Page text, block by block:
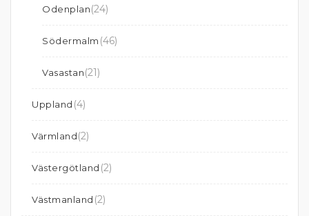
Odenplan(24)
Södermalm (46)
Vasastan(21)
Uppland (4)
Värmland(2)
Västergötland (2)
Västmanland (2)